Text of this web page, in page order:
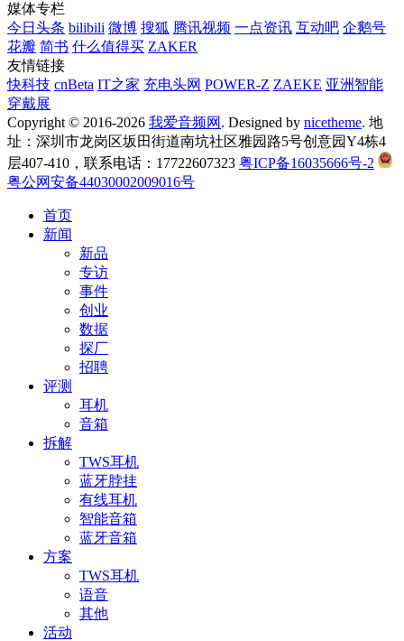
媒体专栏
今日头条 bilibili 微博 搜狐 腾讯视频 一点资讯 互动吧 企鹅号
花瓣 简书 什么值得买 ZAKER
友情链接
快科技 cnBeta IT之家 充电头网 POWER-Z ZAEKE 亚洲智能
穿戴展
Copyright © 2016-2026 我爱音频网 . Designed by nicetheme. 地
址：深圳市龙岗区坂田街道南坑社区雅园路5号创意园Y4栋4
层407-410，联系电话：17722607323 粤ICP备16035666号-2
粤公网安备44030002009016号
首页
新闻
新品
专访
事件
创业
数据
探厂
招聘
评测
耳机
音箱
拆解
TWS耳机
蓝牙脖挂
有线耳机
智能音箱
蓝牙音箱
方案
TWS耳机
语音
其他
活动